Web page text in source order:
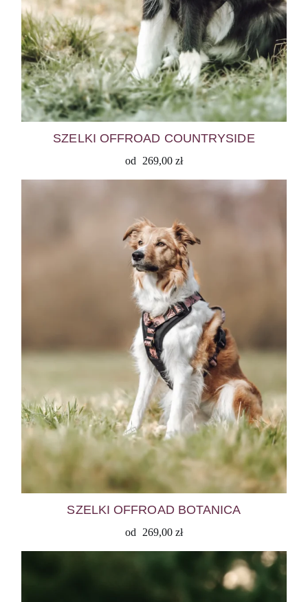
SZELKI OFFROAD COUNTRYSIDE
od 269,00 zł
SZELKI OFFROAD BOTANICA
od 269,00 zł